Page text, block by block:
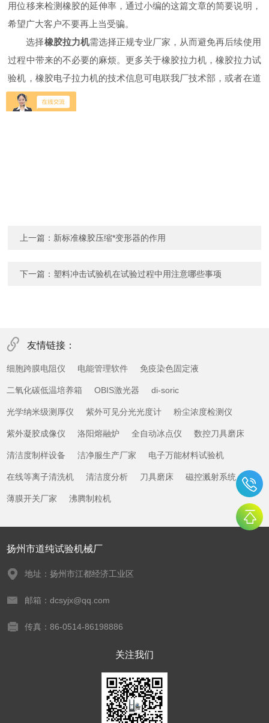
用位移来检测橡胶的延伸率，通过小编的这篇文章的简要说明，
希望广大客户不要再上当受骗。
选择橡胶拉力机需选择正规专业厂家，从而避免再后续使用
过程中带来的不必要的麻烦。更多关于橡胶拉力机，橡胶拉力试
验机，橡胶电子拉力机的技术信息可电联我厂技术部，或者在道
纯留言咨询。
上一篇： 新标准橡胶压缩*变形器的作用
下一篇： 塑料冲击试验机在试验过程中用注意哪些事项
友情链接：
细胞跨膜电阻仪 电能管理软件 免疫染色固定液
二氧化碳低温培养箱 OBIS激光器 di-soric
光学纳米级测厚仪 紫外可见分光光度计 粉尘浓度检测仪
紫外凝胶成像仪 洛阳熔融炉 全自动冰点仪 数控刀具磨床
清洁度制样设备 洁净服生产厂家 电子万能材料试验机
在线等离子清洗机 清洁度分析 刀具磨床 磁控溅射系统
薄膜开关厂家 沸腾制粒机
扬州市道纯试验机械厂
地址：扬州市江都经济工业区
邮箱：dcsyjx@qq.com
传真：86-0514-86198886
关注我们